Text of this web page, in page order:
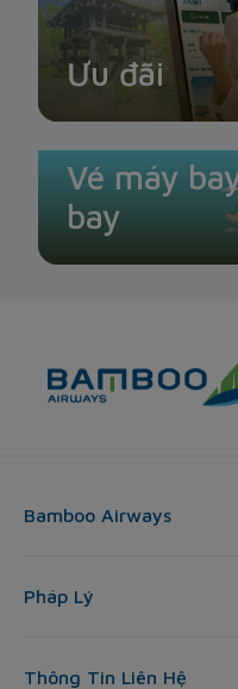
Ưu đãi
Vé máy
bay
Bamboo Airways
Pháp Lý
Thông Tin Liên Hệ